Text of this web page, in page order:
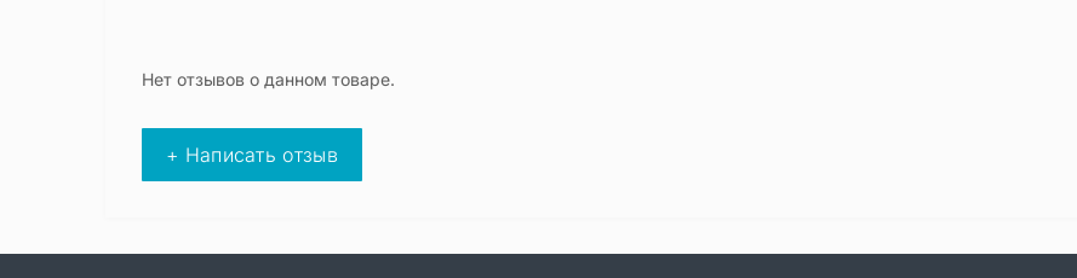
Нет отзывов о данном товаре.
+ Написать отзыв